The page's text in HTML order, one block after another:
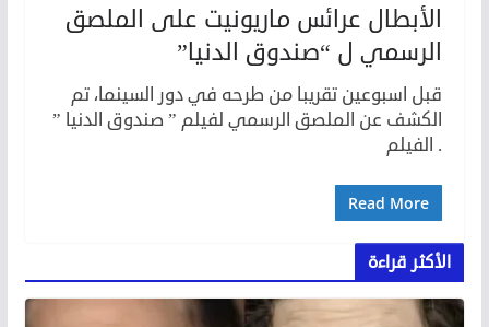
الأبطال عرائس ماريونيت على الملصق
الرسمي ل “صندوق الدنيا”
قبل اسبوعين تقريبا من طرحه في دور السينما، تم
الكشف عن الملصق الرسمي لفيلم ” صندوق الدنيا ”
. الفيلم
Read More
الأكثر قراءة